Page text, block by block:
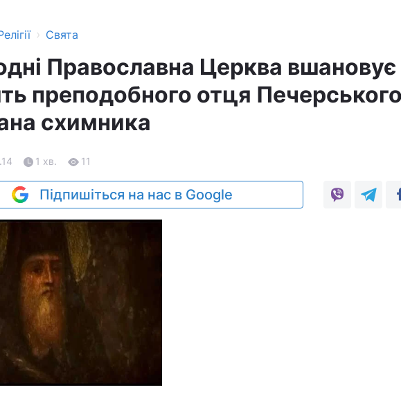
› Свята
Православна Церква вшановує
преподобного отця
схимника
1 хв. 11
Підпишіться на нас в Google